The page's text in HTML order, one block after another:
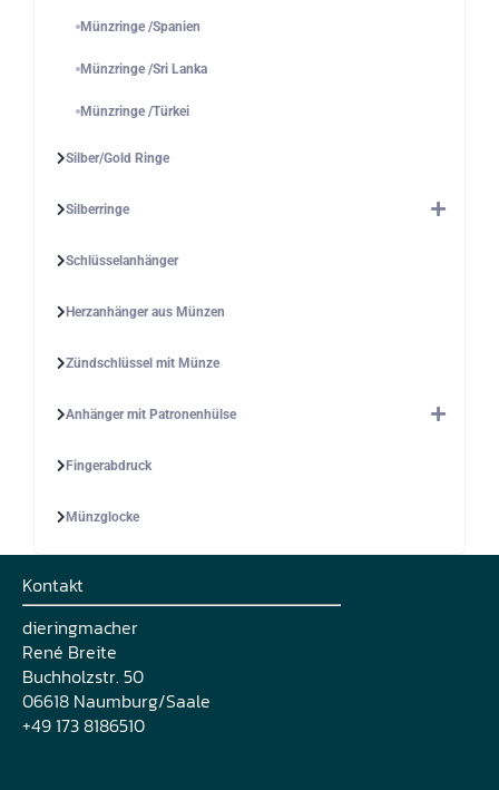
Münzringe /Spanien
Münzringe /Sri Lanka
Münzringe /Türkei
Silber/Gold Ringe
Silberringe
Schlüsselanhänger
Herzanhänger aus Münzen
Zündschlüssel mit Münze
Anhänger mit Patronenhülse
Fingerabdruck
Münzglocke
Kontakt
dieringmacher
René Breite
Buchholzstr. 50
06618 Naumburg/Saale
+49 173 8186510